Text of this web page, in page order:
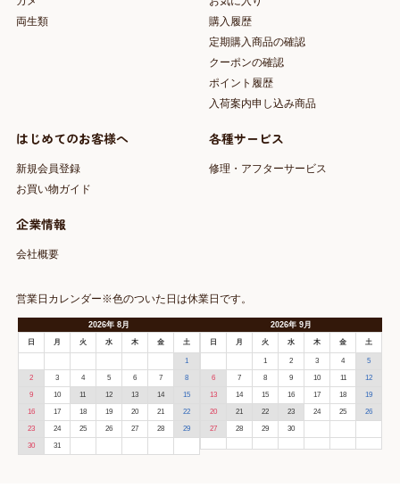
両生類
購入履歴
定期購入商品の確認
クーポンの確認
ポイント履歴
入荷案内申し込み商品
はじめてのお客様へ
新規会員登録
お買い物ガイド
各種サービス
修理・アフターサービス
企業情報
会社概要
営業日カレンダー※色のついた日は休業日です。
2026年 8月
日 月 火 水 木 金 土
1
2 3 4 5 6 7 8
9 10 11 12 13 14 15
16 17 18 19 20 21 22
23 24 25 26 27 28 29
30 31
2026年9月
日 月 火 水 木 金 土
1 2 3 4 5
6 7 8 9 10 11 12
13 14 15 16 17 18 19
20 21 22 23 24 25 26
27 28 29 30